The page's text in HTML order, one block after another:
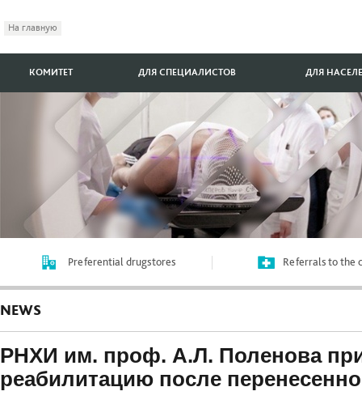
На главную
КОМИТЕТ ДЛЯ СПЕЦИАЛИСТОВ ДЛЯ
Preferential drugstores Referrals to the
NEWS
РНХИ им. проф. А.Л. Поленова
реабилитацию после